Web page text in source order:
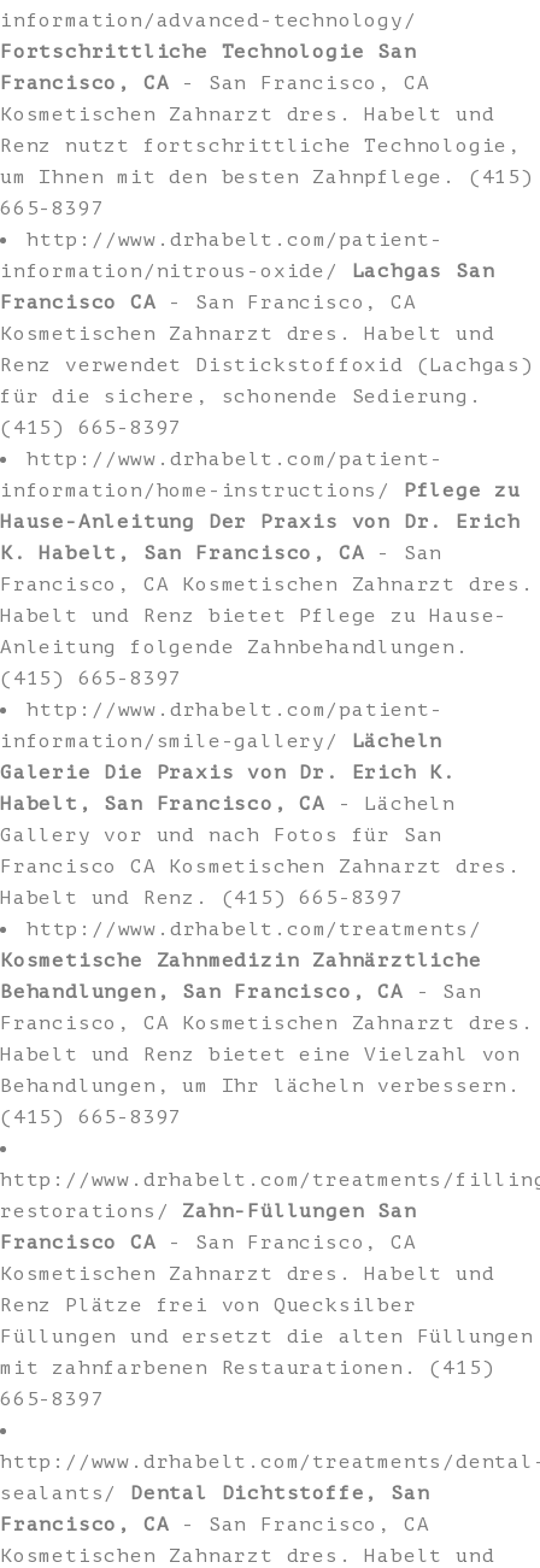
information/advanced-technology/
Fortschrittliche Technologie San
Francisco, CA - San Francisco, CA
Kosmetischen Zahnarzt dres. Habelt und
Renz nutzt fortschrittliche Technologie,
um Ihnen mit den besten Zahnpflege. (415)
665-8397
http://www.drhabelt.com/patient-
information/nitrous-oxide/
Lachgas San
Francisco CA - San Francisco, CA
Kosmetischen Zahnarzt dres. Habelt und
Renz verwendet Distickstoffoxid (Lachgas)
für die sichere, schonende Sedierung.
(415) 665-8397
http://www.drhabelt.com/patient-
information/home-instructions/
Pflege zu
Hause-Anleitung Der Praxis von Dr. Erich
K. Habelt, San Francisco, CA - San
Francisco, CA Kosmetischen Zahnarzt dres.
Habelt und Renz bietet Pflege zu Hause-
Anleitung folgende Zahnbehandlungen.
(415) 665-8397
http://www.drhabelt.com/patient-
information/smile-gallery/
Lächeln
Galerie Die Praxis von Dr. Erich K.
Habelt, San Francisco, CA - Lächeln
Gallery vor und nach Fotos für San
Francisco CA Kosmetischen Zahnarzt dres.
Habelt und Renz. (415) 665-8397
http://www.drhabelt.com/treatments/
Kosmetische Zahnmedizin Zahnärztliche
Behandlungen, San Francisco, CA - San
Francisco, CA Kosmetischen Zahnarzt dres.
Habelt und Renz bietet eine Vielzahl von
Behandlungen, um Ihr lächeln verbessern.
(415) 665-8397
http://www.drhabelt.com/treatments/
restorations/ Zahn-Füllungen San
Francisco CA - San Francisco, CA
Kosmetischen Zahnarzt dres. Habelt und
Renz Plätze frei von Quecksilber
Füllungen und ersetzt die alten Füllungen
mit zahnfarbenen Restaurationen. (415)
665-8397
http://www.drhabelt.com/treatments/
sealants/
Dental Dichtstoffe, San
Francisco, CA - San Francisco, CA
Kosmetischen Zahnarzt dres. Habelt und